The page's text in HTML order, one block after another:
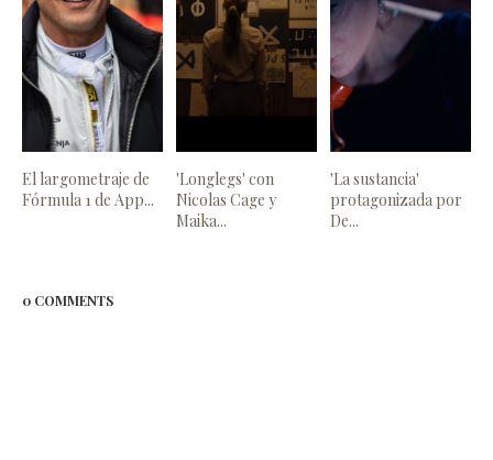
El largometraje de
Fórmula 1 de App...
'Longlegs' con
Nicolas Cage y
Maika...
'La sustancia'
protagonizada por
De...
0 COMMENTS